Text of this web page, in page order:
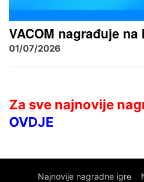
VACOM nagrađuje
01/07/2026
Za sve najnovije
OVDJE
Najnovije nagradne igre